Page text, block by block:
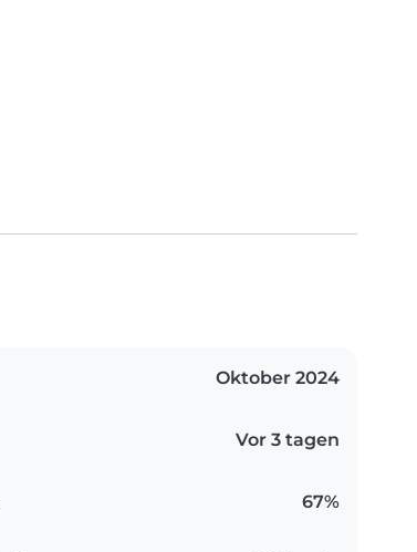
Oktober 2024
Vor 3 tagen
67%